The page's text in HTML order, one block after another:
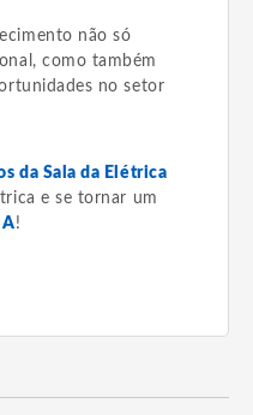
não só
como também
no setor
da Sala da Elétrica
e se tornar um
A!